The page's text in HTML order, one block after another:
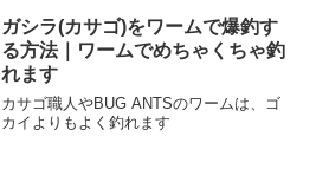
ガシラ(カサゴ)をワームで爆釣す
る方法｜ワームでめちゃくちゃ釣
れます
カサゴ職人やBUG ANTSのワームは、ゴ
カイよりもよく釣れます